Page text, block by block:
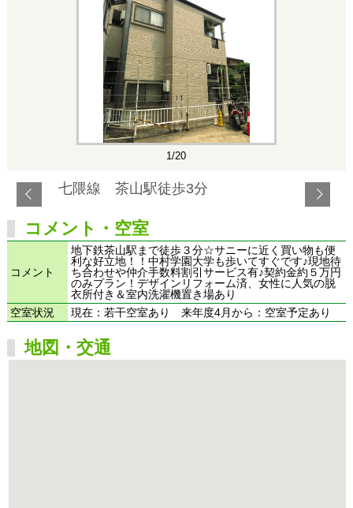
1/20
七隈線 茶山駅徒歩3分
コメント・空室
コメント
地下鉄茶山駅まで徒歩３分☆サニーに近く買い物も便
利な好立地！！中村学園大学も歩いてすぐです♪現地待
ち合わせや仲介手数料割引サービス有♪契約金約５万円
のみプラン！デザインリフォーム済、女性に人気の脱
衣所付き＆室内洗濯機置き場あり
空室状況
現在：若干空室あり 来年度4月から：空室予定あり
地図・交通